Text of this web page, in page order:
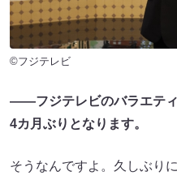
©フジテレビ
――フジテレビのバラエテ
4カ月ぶりとなります。
そうなんですよ。久しぶり